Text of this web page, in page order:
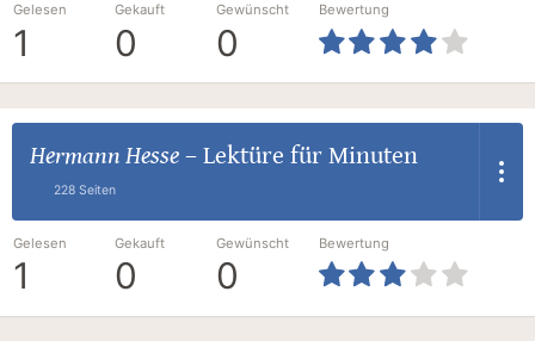
Gelesen
1
Gekauft
0
Gewünscht
0
Bewertung
Hermann Hesse– Lektüre für Minuten
228 Seiten
Gelesen
1
Gekauft
0
Gewünscht
0
Bewertung